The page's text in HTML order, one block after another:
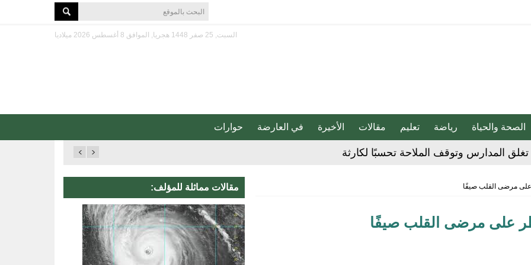
السبت, 25 صفر 1448 هجريا, الموافق 8 أغسطس 2026 ميلاديا
الصحة والحياة رياضة تعليم مقالات الأخيرة في العارضة حوارات
المدارس وتوقف الملاحة تحسبًا لكارثة
تضرب المنطقة الشرقية
دون التأثير على الطعم
على مرضى القلب صيفًا
على مرضى القلب صيفًا
مقالات مماثلة للمؤلف: